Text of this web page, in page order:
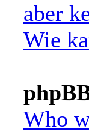
aber
Wie
Who